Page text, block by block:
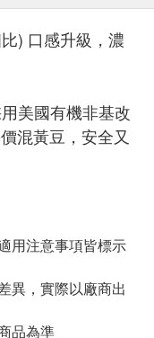
) 口感升級，濃
美國有機非基改
混黃豆，安全又
用注意事項皆標示
異，實際以廠商出
品為準